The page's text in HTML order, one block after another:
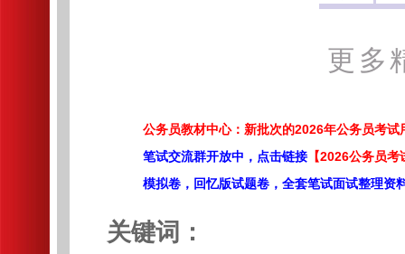
更多
公务员教材中心：新批次的2026年公务员考试
笔试交流群开放中，点击链接 【2026公务员
模拟卷，回忆版试题卷，全套笔试面试整理资
关键词：